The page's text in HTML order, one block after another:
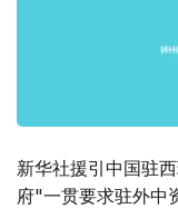
新华社援引中国驻
府"一贯要求驻外中